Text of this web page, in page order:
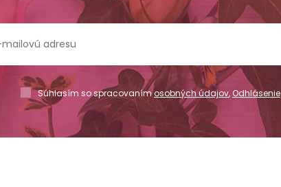
Súhlasím so spracovanímosobných údajov,Odhlásenie